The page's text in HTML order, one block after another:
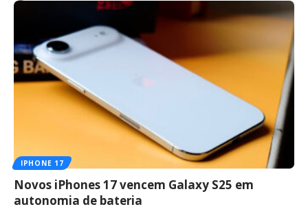
IPHONE 17
Novos iPhones 17 vencem Galaxy S25 em
autonomia de bateria